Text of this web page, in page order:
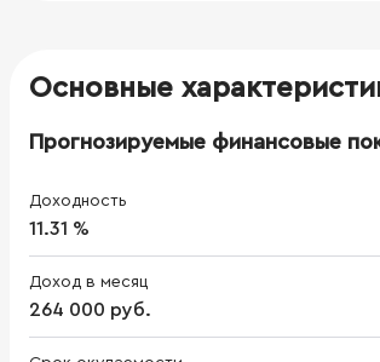
Основные
Прогнозируемые финансовые
Доходность
11.31 %
Доход в месяц
264 000 руб.